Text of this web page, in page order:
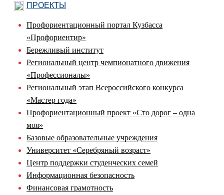
ПРОЕКТЫ
Профориентационный портал Кузбасса
«Профориентир»
Бережливый институт
Региональный центр чемпионатного движения
«Профессионалы»
Региональный этап Всероссийского конкурса
«Мастер года»
Профориентационный проект «Сто дорог – одна
моя»
Базовые образовательные учреждения
Университет «Серебряный возраст»
Центр поддержки студенческих семей
Информационная безопасность
Финансовая грамотность